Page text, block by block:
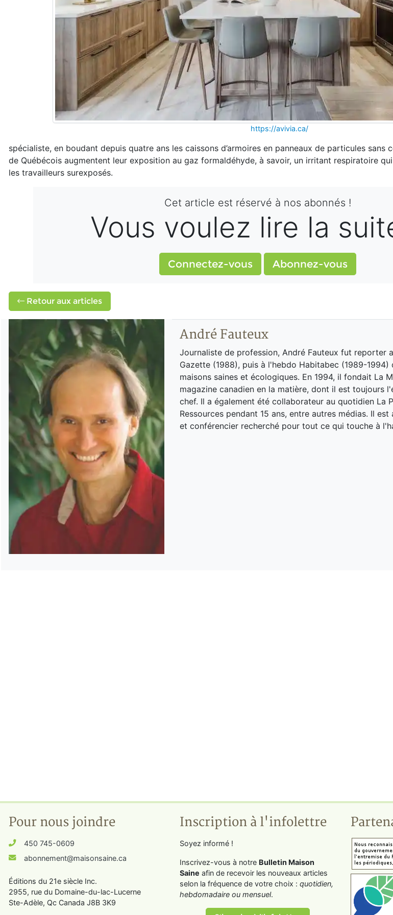
https://avivia.ca/
spécialiste, en boudant depuis quatre ans les caissons d’armoires en panneaux de particules sans
de Québécois augmentent leur exposition au gaz formaldéhyde, à savoir, un irritant respiratoire
les travailleurs surexposés.
Cet article est réservé à nos abonnés !
Vous voulez lire la
Connectez-vous Abonnez-vous
Retour aux articles
André Fauteux
Journaliste de profession, André Fauteux fut reporter
Gazette (1988), puis à l'hebdo Habitabec (1989-1994)
maisons saines et écologiques. En 1994, il fondait La
magazine canadien en la matière, dont il est toujours
chef. Il a également été collaborateur au quotidien La
Ressources pendant 15 ans, entre autres médias. Il
et conférencier recherché pour tout ce qui touche à
Pour nous joindre
450 745-0609
abonnement@maisonsaine.ca
Éditions du 21e siècle Inc.
2955, rue du Domaine-du-lac-Lucerne
Ste-Adèle, Qc Canada J8B 3K9
Inscription à l'infolettre
Soyez informé !
Inscrivez-vous à notre Bulletin Maison
Saine afin de recevoir les nouveaux articles
selon la fréquence de votre choix : quotidien,
hebdomadaire ou mensuel.